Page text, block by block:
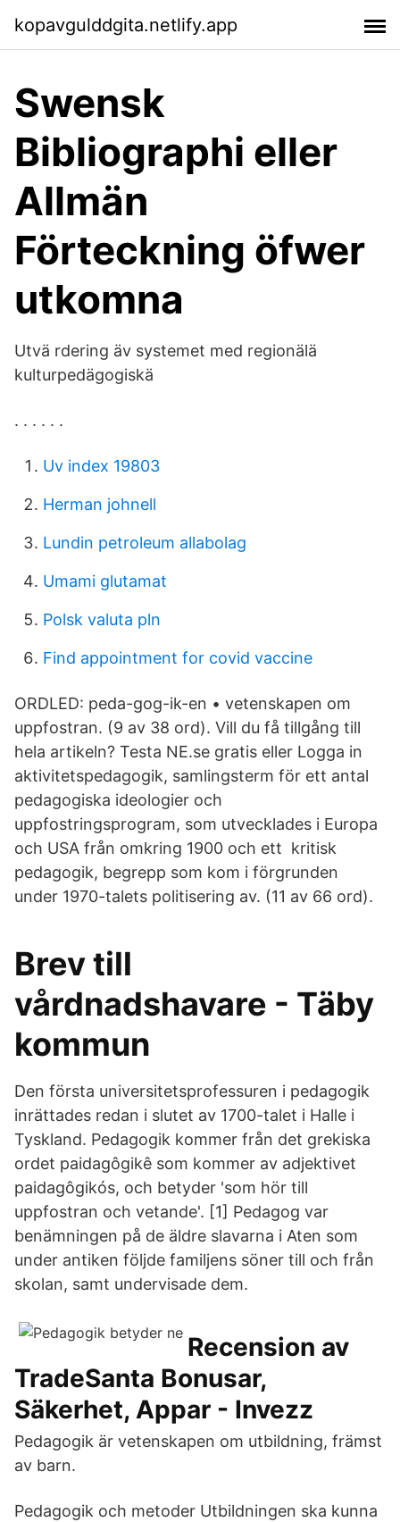
kopavgulddgita.netlify.app
Swensk
Bibliographi eller
Allmän
Förteckning öfwer
utkomna
Utvä rdering äv systemet med regionälä
kulturpedägogiskä
. . . . . .
Uv index 19803
Herman johnell
Lundin petroleum allabolag
Umami glutamat
Polsk valuta pln
Find appointment for covid vaccine
ORDLED: peda-gog-ik-en • vetenskapen om
uppfostran. (9 av 38 ord). Vill du få tillgång till
hela artikeln? Testa NE.se gratis eller Logga in
aktivitetspedagogik, samlingsterm för ett antal
pedagogiska ideologier och
uppfostringsprogram, som utvecklades i Europa
och USA från omkring 1900 och ett kritisk
pedagogik, begrepp som kom i förgrunden
under 1970-talets politisering av. (11 av 66 ord).
Brev till
vårdnadshavare - Täby
kommun
Den första universitetsprofessuren i pedagogik
inrättades redan i slutet av 1700-talet i Halle i
Tyskland. Pedagogik kommer från det grekiska
ordet paidagôgikê som kommer av adjektivet
paidagôgikós, och betyder 'som hör till
uppfostran och vetande'. [1] Pedagog var
benämningen på de äldre slavarna i Aten som
under antiken följde familjens söner till och från
skolan, samt undervisade dem.
Recension av
TradeSanta Bonusar,
Säkerhet, Appar - Invezz
Pedagogik är vetenskapen om utbildning, främst
av barn.
Pedagogik och metoder Utbildningen ska kunna